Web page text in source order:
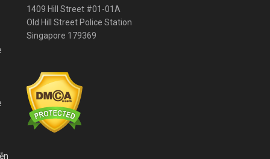
1409 Hill Street #01-01A
Old Hill Street Police Station
Singapore 179369